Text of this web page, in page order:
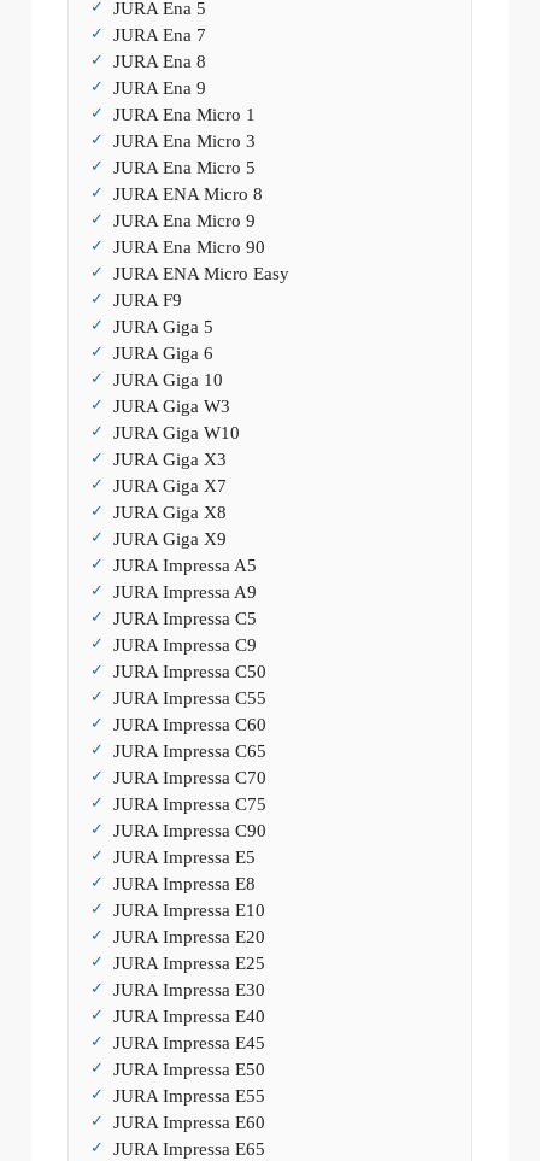
JURA Ena 5
JURA Ena 7
JURA Ena 8
JURA Ena 9
JURA Ena Micro 1
JURA Ena Micro 3
JURA Ena Micro 5
JURA ENA Micro 8
JURA Ena Micro 9
JURA Ena Micro 90
JURA ENA Micro Easy
JURA F9
JURA Giga 5
JURA Giga 6
JURA Giga 10
JURA Giga W3
JURA Giga W10
JURA Giga X3
JURA Giga X7
JURA Giga X8
JURA Giga X9
JURA Impressa A5
JURA Impressa A9
JURA Impressa C5
JURA Impressa C9
JURA Impressa C50
JURA Impressa C55
JURA Impressa C60
JURA Impressa C65
JURA Impressa C70
JURA Impressa C75
JURA Impressa C90
JURA Impressa E5
JURA Impressa E8
JURA Impressa E10
JURA Impressa E20
JURA Impressa E25
JURA Impressa E30
JURA Impressa E40
JURA Impressa E45
JURA Impressa E50
JURA Impressa E55
JURA Impressa E60
JURA Impressa E65